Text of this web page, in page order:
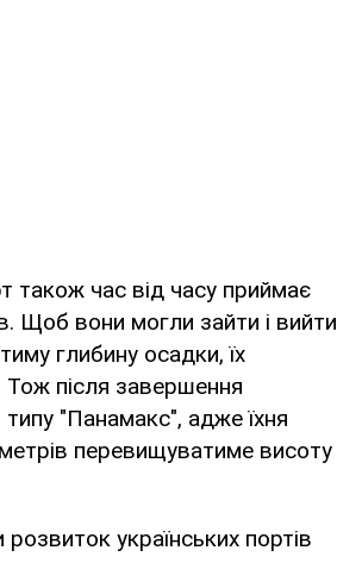
також час від часу приймає
Щоб вони могли зайти і вийти
глибину осадки, їх
після завершення
"Панамакс", адже їхня
перевищуватиме висоту
українських портів